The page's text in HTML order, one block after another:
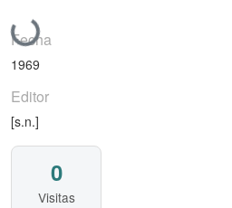
Cargando...
Fecha
1969
Editor
[s.n.]
0
Visitas